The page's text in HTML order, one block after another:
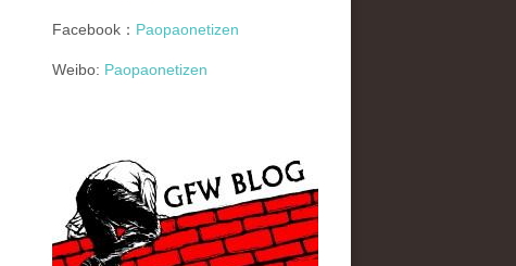
Facebook： Paopaonetizen
Weibo: Paopaonetizen
gfw_blog_small.jpg